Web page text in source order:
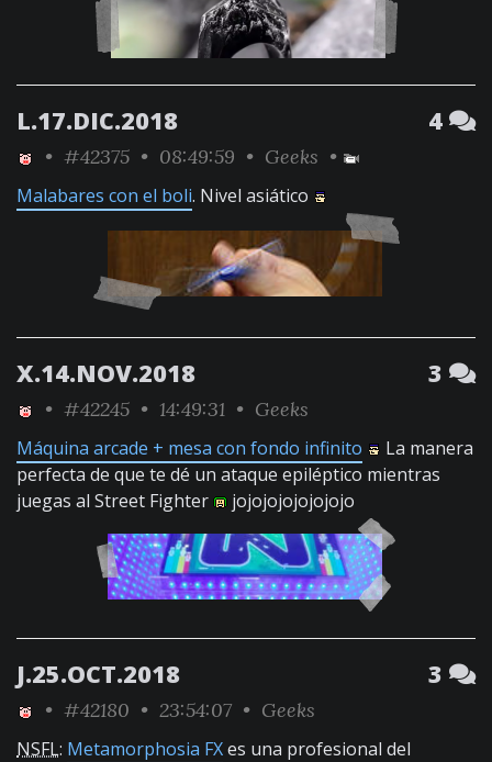
L.17.DIC.2018 4
• #42375 • 08:49:59 • Geeks •
Malabares con el boli. Nivel asiático
X.14.NOV.2018 3
• #42245 • 14:49:31 • Geeks
Máquina arcade + mesa con fondo infinito
La manera
perfecta de que te dé un ataque epiléptico mientras
juegas al Street Fighter
jojojojojojojojo
J.25.OCT.2018 3
• #42180 • 23:54:07 • Geeks
NSFL: Metamorphosia FXes una profesional del